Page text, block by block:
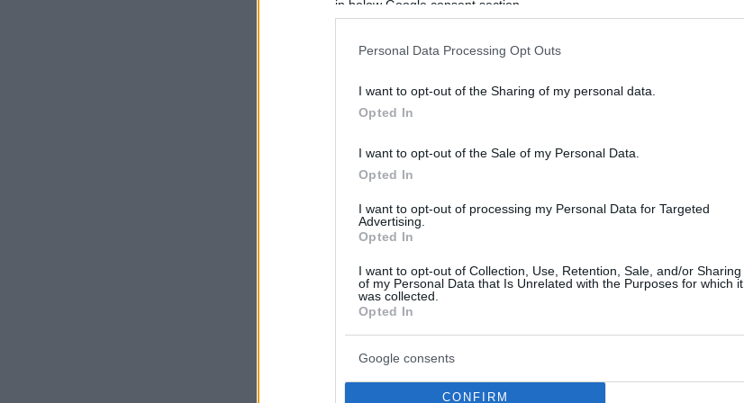
in below Google consent section.
Personal Data Processing Opt Outs
I want to opt-out of the Sharing of my personal data.
Opted In
I want to opt-out of the Sale of my Personal Data.
Opted In
I want to opt-out of processing my Personal Data for Targeted
Advertising.
Opted In
I want to opt-out of Collection, Use, Retention, Sale, and/or Sharing
of my Personal Data that Is Unrelated with the Purposes for which it
was collected.
Opted In
Google consents
CONFIRM